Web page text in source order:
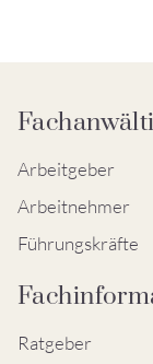
Arbeitgeber
Arbeitnehmer
Führungskräfte
Ratgeber